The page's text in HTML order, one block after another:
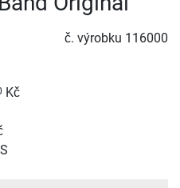
č. výrobku 116000
Kč